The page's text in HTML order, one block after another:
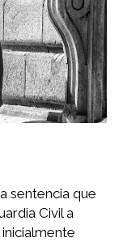
sentencia que
Civil a